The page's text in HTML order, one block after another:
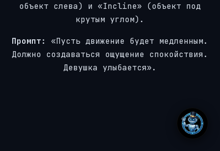
объект слева) и «Incline» (объект под
крутым углом).
Промпт: «Пусть движение будет медленным.
Должно создаваться ощущение спокойствия.
Девушка улыбается».